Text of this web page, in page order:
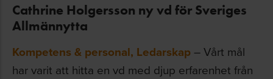
Cathrine Holgersson ny vd för Sveriges
Allmännytta
Kompetens & personal, Ledarskap – Vårt mål
har varit att hitta en vd med djup erfarenhet från